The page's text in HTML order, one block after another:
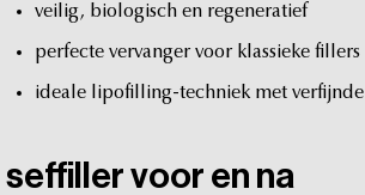
veilig, biologisch en regeneratief
perfecte vervanger voor klassieke fillers
ideale lipofilling-techniek met verfijnde
seffiller voor en na